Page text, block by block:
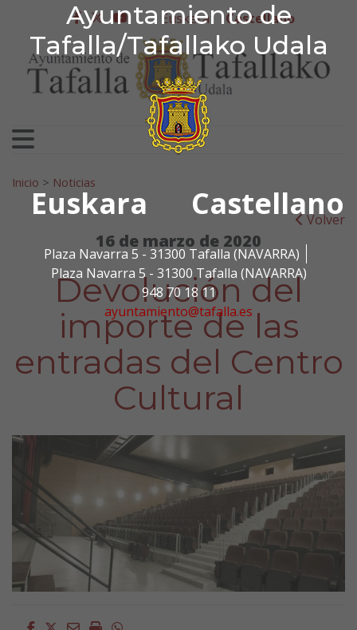
Ayuntamiento de
Tafalla/Tafallako Udala
Euskara Castellano
Plaza Navarra 5 - 31300 Tafalla (NAVARRA)
Plaza Navarra 5 - 31300 Tafalla (NAVARRA)
948 70 18 11
ayuntamiento@tafalla.es
Ir al contenido
Ayuntamiento de
facebook
twitter
youtube
Euskera Castellano
Search for:
Inicio > Noticias
Volver
16 de marzo de 2020
Devolución del
importe de las
entradas del Centro
Cultural